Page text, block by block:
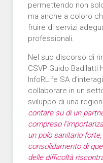
permettendo non
ma anche a coloro
fruire di servizi
professionali.
Nel suo discorso di
CSVP Guido Badilatti
InfoRLife SA
collaborare in un
sviluppo di una
contare su di un
compreso
un polo sanitario
consolidamento di
delle difficoltà